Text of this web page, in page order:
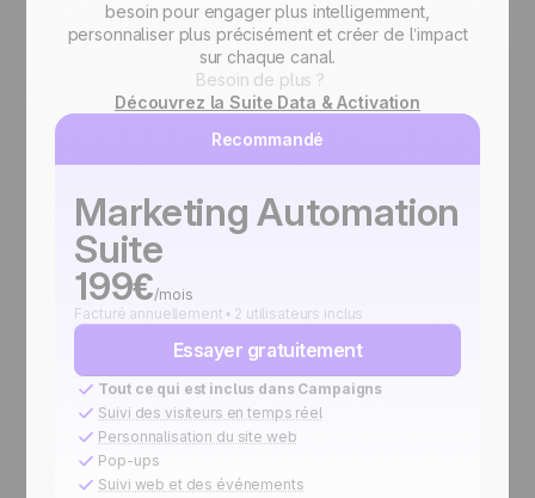
besoin pour engager plus intelligemment,
personnaliser plus précisément et créer de l’impact
sur chaque canal.
Besoin de plus ?
Découvrez la Suite Data & Activation
Recommandé
Marketing Automation
Suite
199€/mois
Facturé annuellement • 2 utilisateurs inclus
Essayer gratuitement
Tout ce qui est inclus dans Campaigns
Suivi des visiteurs en temps réel
Personnalisation du site web
Pop-ups
Suivi web et des événements